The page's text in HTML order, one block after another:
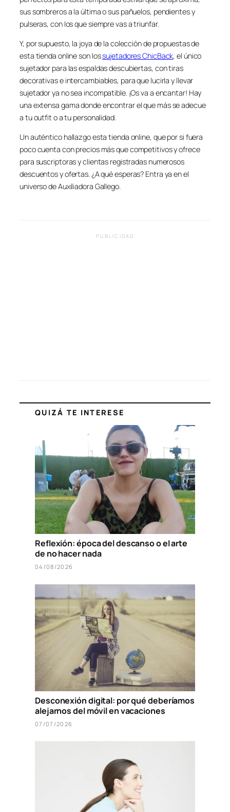
sus sombreros a la última o sus pañuelos, pendientes y
pulseras, con los que siempre vas a triunfar.
Y, por supuesto, la joya de la colección de propuestas de
esta tienda online son lossujetadores ChicBack, el único
sujetador para las espaldas descubiertas, con tiras
decorativas e intercambiables, para que lucirla y llevar
sujetador ya no sea incompatible. ¡Os va a encantar! Hay
una extensa gama donde encontrar el que más se adecue
a tu outfit o a tu personalidad.
Un auténtico hallazgo esta tienda online, que por si fuera
poco cuenta con precios más que competitivos y ofrece
para suscriptoras y clientas registradas numerosos
descuentos y ofertas. ¿A qué esperas? Entra ya en el
universo de Auxiliadora Gallego.
PUBLICIDAD
QUIZÁ TE INTERESE
Reflexión: época del descanso o el arte
de no hacer nada
04/08/2026
Desconexión digital: por qué deberíamos
alejarnos del móvil en vacaciones
07/07/2026